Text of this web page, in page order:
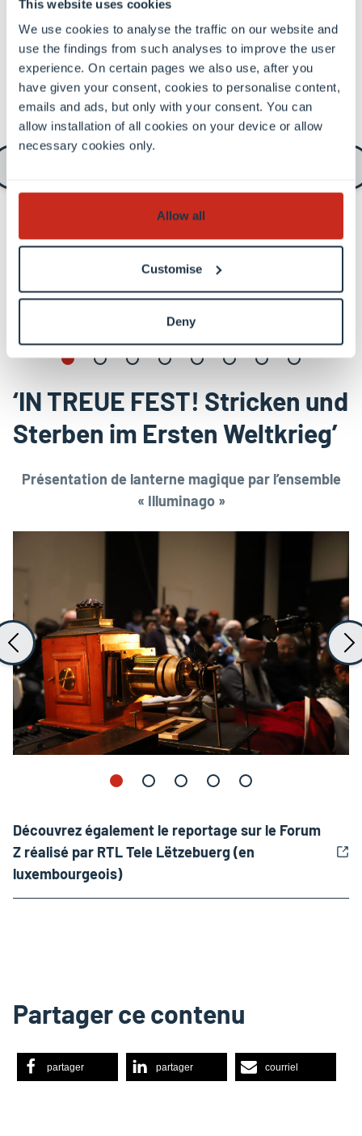
This website uses cookies
We use cookies to analyse the traffic on our website and
use the findings from such analyses to improve the user
experience. On certain pages we also use, after you
have given your consent, cookies to personalise content,
emails and ads, but only with your consent. You can
allow installation of all cookies on your device or allow
necessary cookies only.
Allow all
Customise
Deny
Thomas Kolnberger (University of Luxembourg): Die
Erinnerungsorte für die Gefallenen der Grand
Guerre
‘IN TREUE FEST! Stricken und
Sterben im Ersten Weltkrieg’
Présentation de lanterne magique par l’ensemble
« Illuminago »
Découvrez également le reportage sur le Forum
Z réalisé par RTL Tele Lëtzebuerg (en
luxembourgeois)
Partager ce contenu
partager partager courriel